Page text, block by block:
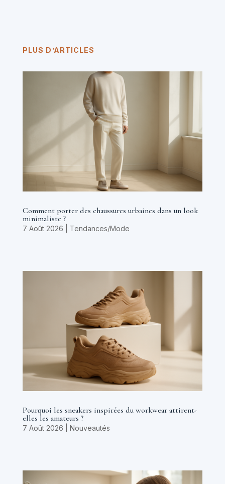
PLUS D’ARTICLES
Comment porter des chaussures urbaines dans un look
minimaliste ?
7 Août 2026 Tendances/Mode
Pourquoi les sneakers inspirées du workwear attirent-
elles les amateurs ?
7 Août 2026 Nouveautés